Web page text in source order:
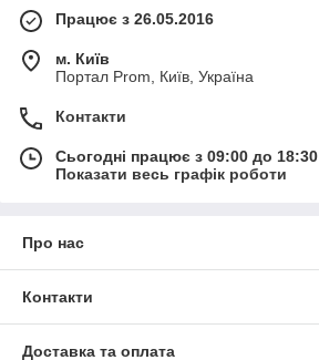
Працює з 26.05.2016
м. Київ
Портал Prom, Київ, Україна
Контакти
Сьогодні працює з 09:00 до 18:30
Показати весь графік роботи
Про нас
Контакти
Доставка та оплата